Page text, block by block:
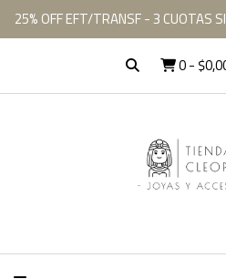
25% OFF EFT/TRANSF - 3 CUOTAS
0-